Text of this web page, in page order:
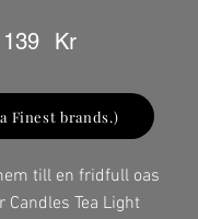
139 Kr
Finest brands.)
till en fridfull oas
Candles Tea Light